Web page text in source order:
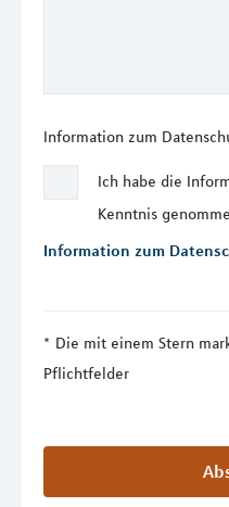
Information zum
Ich habe die
Kenntnis
Information zum
Die mit einem Stern
Pflichtfelder